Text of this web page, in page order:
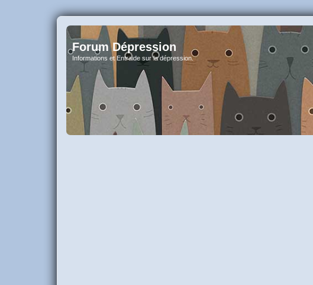
Forum Dépression
Informations et Entraide sur la dépression.